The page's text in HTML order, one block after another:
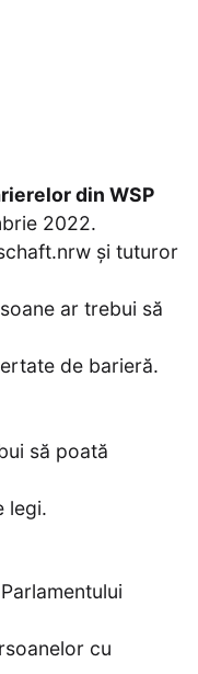
din WSP
2022.
și tuturor
ar trebui să
de barieră.
să poată
legi.
cu